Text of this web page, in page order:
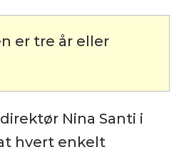
er tre år eller
Nina Santi i
hvert enkelt